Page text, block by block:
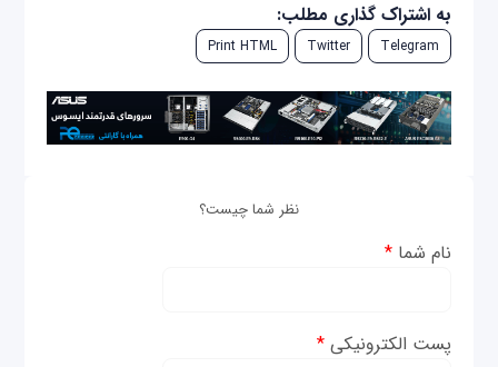
به اشتراک گذاری مطلب:
Telegram
Twitter
Print HTML
نظر شما چیست؟
نام شما*
پست الکترونیکی*